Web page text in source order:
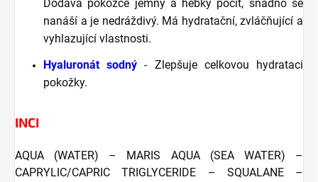
Dodává pokožce jemný a hebký pocit, snadno se
nanáší a je nedráždivý. Má hydratační, zvláčňující a
vyhlazující vlastnosti.
Hyaluronát sodný - Zlepšuje celkovou hydrataci
pokožky.
INCI
AQUA (WATER) – MARIS AQUA (SEA WATER) –
CAPRYLIC/CAPRIC TRIGLYCERIDE – SQUALANE –